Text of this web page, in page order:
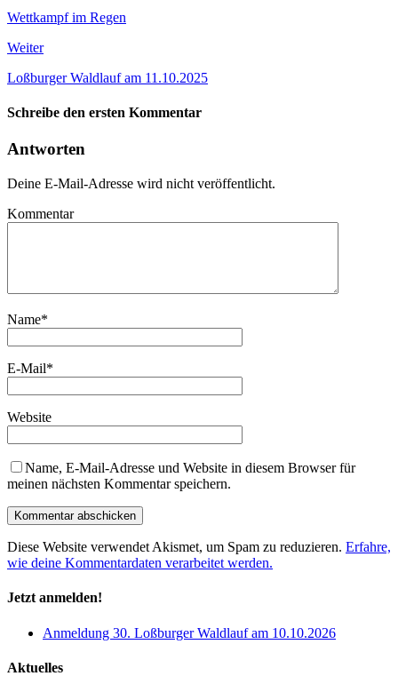
Wettkampf im Regen
Weiter
Loßburger Waldlauf am 11.10.2025
Schreibe den ersten Kommentar
Antworten
Deine E-Mail-Adresse wird nicht veröffentlicht.
Kommentar
Name*
E-Mail*
Website
Name, E-Mail-Adresse und Website in diesem Browser für
meinen nächsten Kommentar speichern.
Diese Website verwendet Akismet, um Spam zu reduzieren. Erfahre,
wie deine Kommentardaten verarbeitet werden.
Jetzt anmelden!
Anmeldung 30. Loßburger Waldlauf am 10.10.2026
Aktuelles